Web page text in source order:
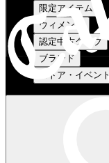
限定アイテム
ウィメンズ
認定中古クラブ
ブランド
ストア・イベント